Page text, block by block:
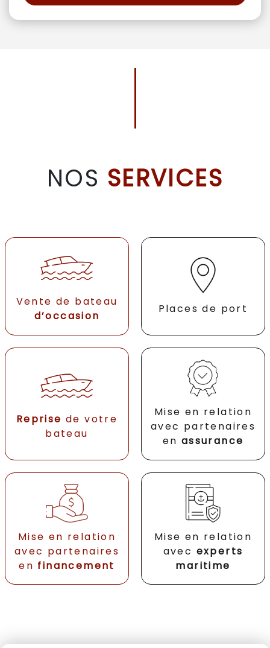
NOS SERVICES
Vente de bateau
d’occasion
Places de port
Reprise de votre
bateau
Mise en relation
avec partenaires
en assurance
Mise en relation
avec partenaires
en financement
Mise en relation
avec experts
maritime